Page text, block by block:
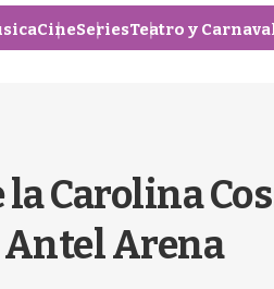
CineSeriesTeatro y
la Carolina
Arena